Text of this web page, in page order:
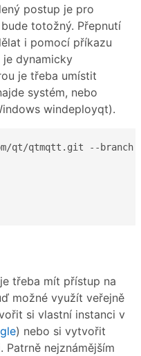
postup je pro
totožný. Přepnutí
i pomocí příkazu
je dynamicky
je třeba umístit
systém, nebo
windeployqt).
qt/qtmqtt.git --branch
třeba mít přístup na
možné využít veřejně
si vlastní instanci v
) nebo si vytvořit
nejznámějším